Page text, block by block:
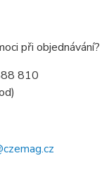
při objednávání?
810